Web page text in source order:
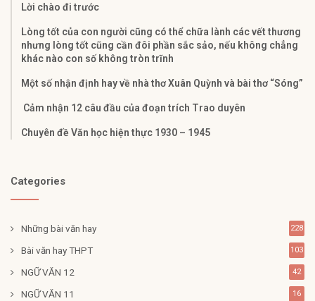
Lời chào đi trước
Lòng tốt của con người cũng có thể chữa lành các vết thương
nhưng lòng tốt cũng cần đôi phần sắc sảo, nếu không chẳng
khác nào con số không tròn trĩnh
Một số nhận định hay về nhà thơ Xuân Quỳnh và bài thơ “Sóng”
Cảm nhận 12 câu đầu của đoạn trích Trao duyên
Chuyên đề Văn học hiện thực 1930 – 1945
Categories
Những bài văn hay 228
Bài văn hay THPT 103
NGỮ VĂN 12 42
NGỮ VĂN 11 16